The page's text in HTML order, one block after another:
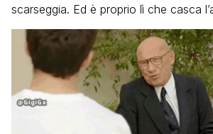
scarseggia. Ed è proprio lì che casca